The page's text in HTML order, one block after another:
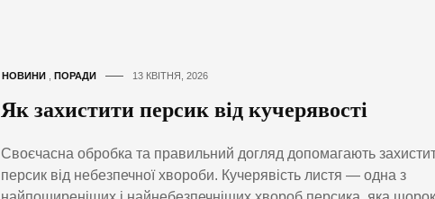
НОВИНИ , ПОРАДИ 13 КВІТНЯ, 2026
Як захистити персик від кучерявості
Своєчасна обробка та правильний догляд допомагають
персик від небезпечної хвороби. Кучерявість листя — одна з